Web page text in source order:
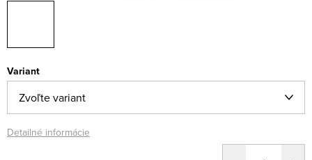
Variant
Detailné informácie